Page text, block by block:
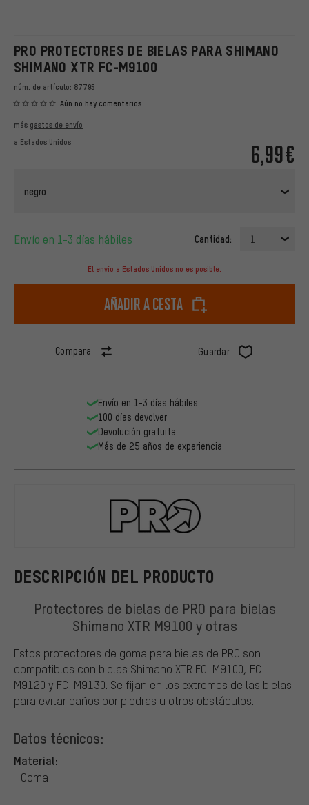
PRO PROTECTORES DE BIELAS PARA SHIMANO
SHIMANO XTR FC-M9100
núm. de artículo: 87795
Aún no hay comentarios
6,99€
más gastos de envío
a Estados Unidos
negro
Envío en 1-3 días hábiles Cantidad: 1
El envío a Estados Unidos no es posible.
Añadir a cesta
Compara Guardar
DESCRIPCIÓN DEL PRODUCTO
Protectores de bielas de PRO para bielas
Shimano XTR M9100 y otras
Estos protectores de goma para bielas de PRO son
compatibles con bielas Shimano XTR FC-M9100, FC-
M9120 y FC-M9130. Se fijan en los extremos de las bielas
para evitar daños por piedras u otros obstáculos.
Datos técnicos:
Material:
Goma
Envío en 1-3 días hábiles
100 días devolver
Devolución gratuita
Más de 25 años de experiencia